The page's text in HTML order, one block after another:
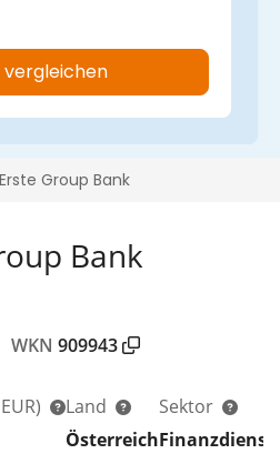
Bank
WKN 909943
Land
Österreich
Sektor